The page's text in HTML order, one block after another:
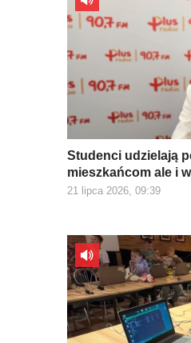
Studenci udzielają
mieszkańcom ale i
21 lipca 2026, 09:39